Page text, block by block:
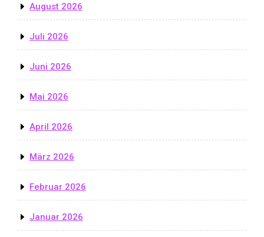
August 2026
Juli 2026
Juni 2026
Mai 2026
April 2026
März 2026
Februar 2026
Januar 2026